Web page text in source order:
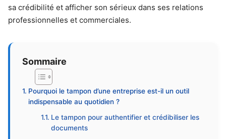
sa crédibilité et afficher son sérieux dans ses relations
professionnelles et commerciales.
Sommaire
Pourquoi le tampon d’une entreprise est-il un outil
indispensable au quotidien ?
Le tampon pour authentifier et crédibiliser les
documents